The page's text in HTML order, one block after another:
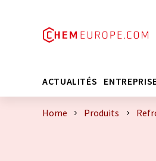
ACTUALITÉS
Home Produits